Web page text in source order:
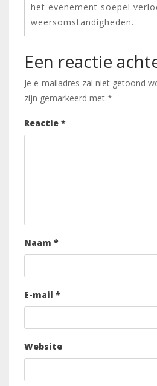
het evenement soepel
weersomstandigheden.
Een reactie
Je e-mailadres zal niet getoond
zijn gemarkeerd met *
Reactie *
Naam *
E-mail *
Website